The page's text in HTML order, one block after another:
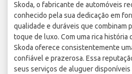
Skoda, o fabricante de automóveis
conhecido pela sua dedicação em
qualidade e duráveis que combinam
toque de luxo. Com uma rica história
Skoda oferece consistentemente
confiável e prazerosa. Essa
seus serviços de aluguer disponíveis